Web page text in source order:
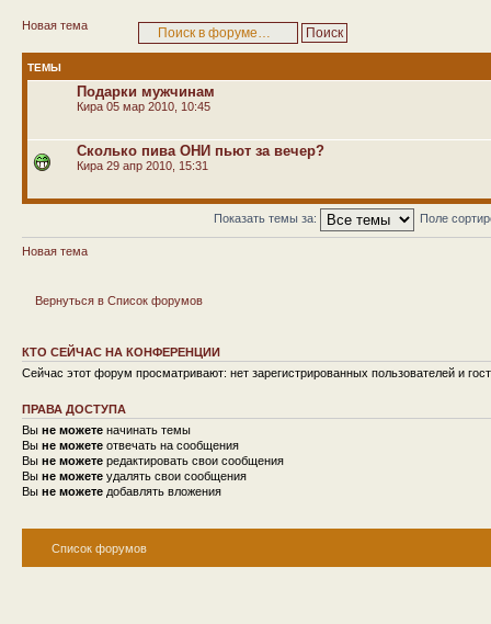
Новая тема
ТЕМЫ
Подарки мужчинам
Кира 05 мар 2010, 10:45
Сколько пива ОНИ пьют за вечер?
Кира 29 апр 2010, 15:31
Показать темы за: Поле
Новая тема
Вернуться в Список форумов
КТО СЕЙЧАС НА КОНФЕРЕНЦИИ
Сейчас этот форум просматривают: нет зарегистрированных пользователей и
ПРАВА ДОСТУПА
Вы не можете начинать темы
Вы не можете отвечать на сообщения
Вы не можете редактировать свои сообщения
Вы не можете удалять свои сообщения
Вы не можете добавлять вложения
Список форумов